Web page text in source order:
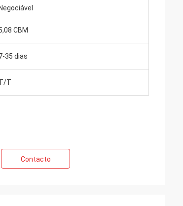
Negociável
CBM
35 dias
T
Contacto